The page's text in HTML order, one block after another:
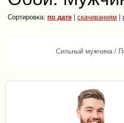
Сортировка: по дате | скачиваниям |
Сильный мужчина/